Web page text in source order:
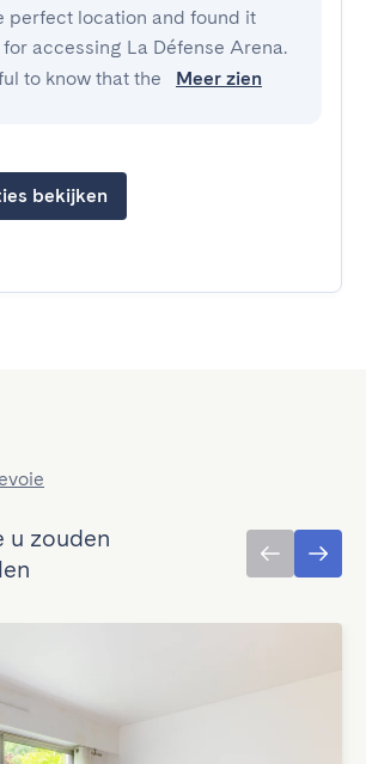
perfect location and found it
accessing La Défense Arena.
to know that the
Meer zien
bekijken
u zouden